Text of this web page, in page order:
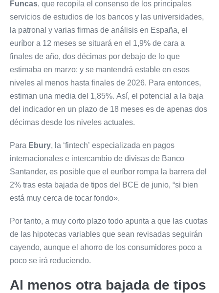
Funcas, que recopila el consenso de los principales
servicios de estudios de los bancos y las universidades,
la patronal y varias firmas de análisis en España, el
euríbor a 12 meses se situará en el 1,9% de cara a
finales de año, dos décimas por debajo de lo que
estimaba en marzo; y se mantendrá estable en esos
niveles al menos hasta finales de 2026. Para entonces,
estiman una media del 1,85%. Así, el potencial a la baja
del indicador en un plazo de 18 meses es de apenas dos
décimas desde los niveles actuales.
Para Ebury, la ‘fintech’ especializada en pagos
internacionales e intercambio de divisas de Banco
Santander, es posible que el euríbor rompa la barrera del
2% tras esta bajada de tipos del BCE de junio, “si bien
está muy cerca de tocar fondo».
Por tanto, a muy corto plazo todo apunta a que las cuotas
de las hipotecas variables que sean revisadas seguirán
cayendo, aunque el ahorro de los consumidores poco a
poco se irá reduciendo.
Al menos otra bajada de tipos